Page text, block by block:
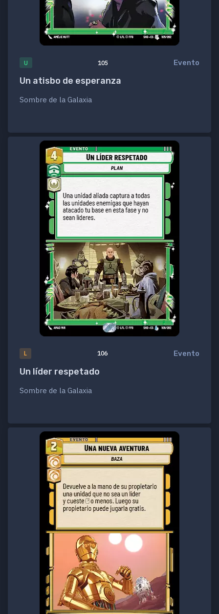
U 105 Evento
Un atisbo de esperanza
Sombre de la Galaxia
L 106 Evento
Un líder respetado
Sombre de la Galaxia